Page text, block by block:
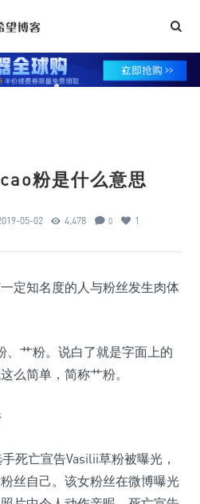
粉是什么意思
05-02 4,478 0 1
定知名度的人与粉丝发生肉体
、艹粉。说白了就是字面上的
么简单，简称艹粉。
死亡宣告Vasilii草粉被曝光，
丝自己。该女粉丝在微博曝光
•